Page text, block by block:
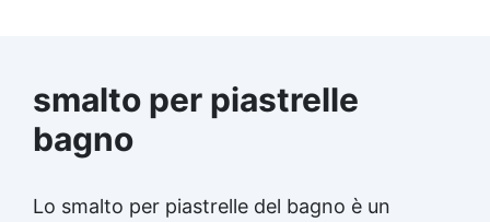
smalto per piastrelle
bagno
Lo smalto per piastrelle del bagno è un